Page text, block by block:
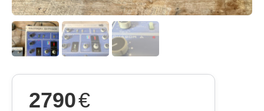
2790€